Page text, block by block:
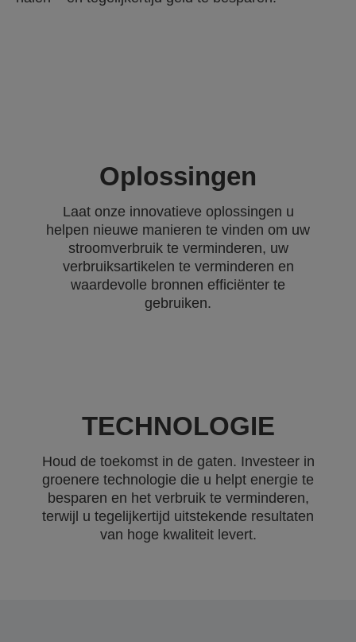
Oplossingen
Laat onze innovatieve oplossingen u
helpen nieuwe manieren te vinden om uw
stroomverbruik te verminderen, uw
verbruiksartikelen te verminderen en
waardevolle bronnen efficiënter te
gebruiken.
TECHNOLOGIE
Houd de toekomst in de gaten. Investeer in
groenere technologie die u helpt energie te
besparen en het verbruik te verminderen,
terwijl u tegelijkertijd uitstekende resultaten
van hoge kwaliteit levert.